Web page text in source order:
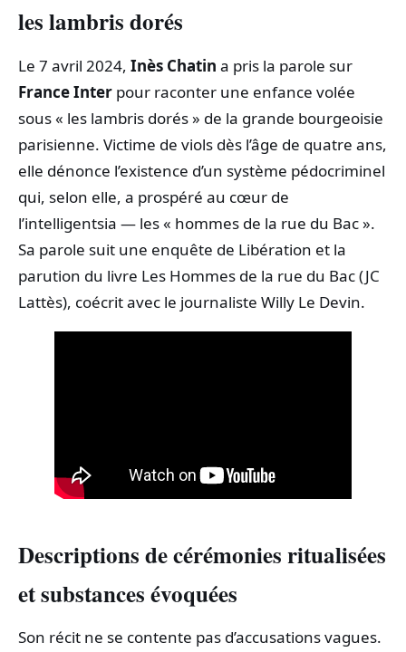
SCIENCES & TECH
les lambris dorés
Le 7 avril 2024, Inès Chatin a pris la parole sur
France Inter pour raconter une enfance volée
sous « les lambris dorés » de la grande bourgeoisie
parisienne. Victime de viols dès l’âge de quatre ans,
elle dénonce l’existence d’un système pédocriminel
qui, selon elle, a prospéré au cœur de
l’intelligentsia — les « hommes de la rue du Bac ».
Sa parole suit une enquête de Libération et la
parution du livre Les Hommes de la rue du Bac (JC
Lattès), coécrit avec le journaliste Willy Le Devin.
Descriptions de cérémonies ritualisées
et substances évoquées
Son récit ne se contente pas d’accusations vagues.